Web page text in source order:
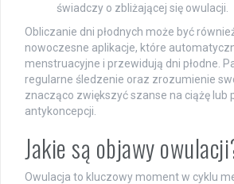
świadczy o zbliżającej się owulacji.
Obliczanie dni płodnych może być
nowoczesne aplikacje, które
menstruacyjne i przewidują dni płodne.
regularne śledzenie oraz zrozumienie
znacząco zwiększyć szanse na ciążę lub
antykoncepcji.
Jakie są objawy
Owulacja to kluczowy moment w cyklu